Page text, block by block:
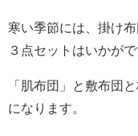
寒い季節には、掛け
３点セットはいかがで
「肌布団」と敷布団
になります。